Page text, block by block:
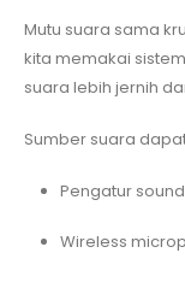
Mutu suara sama
kita memakai
suara lebih jernih
Sumber suara
Pengatur
Wireless